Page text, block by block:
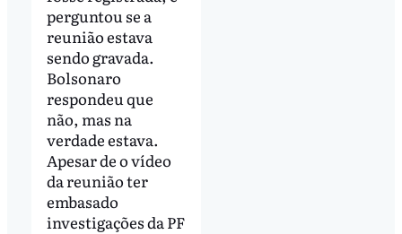
perguntou se a
reunião estava
sendo gravada.
Bolsonaro
respondeu que
não, mas na
verdade estava.
Apesar de o vídeo
da reunião ter
embasado
investigações da PF